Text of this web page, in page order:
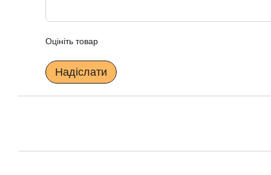
Оцініть товар
Надіслати